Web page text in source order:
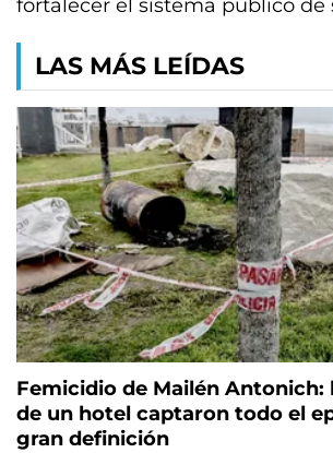
fortalecer el sistema público de
LAS MÁS LEÍDAS
Femicidio de Mailén Antonich:
de un hotel captaron todo el
gran definición